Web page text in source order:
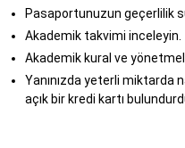
Pasaportunuzun geçerlilik
Akademik takvimi inceleyin.
Akademik kural ve
Yanınızda yeterli miktarda
açık bir kredi kartı